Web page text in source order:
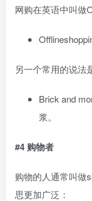
网购在英语中叫做
另一个常用的说法
Brick and
浆。
#4 购物者
购物的人通常叫做
思更加广泛：